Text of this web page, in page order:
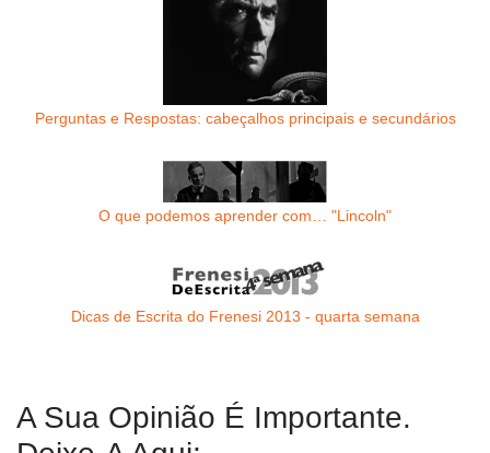
Perguntas e Respostas: cabeçalhos principais e secundários
O que podemos aprender com… "Lincoln"
Dicas de Escrita do Frenesi 2013 - quarta semana
A Sua Opinião É Importante.